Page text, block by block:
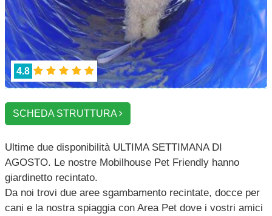
4.8
SCHEDA STRUTTURA
Ultime due disponibilità ULTIMA SETTIMANA DI
AGOSTO. Le nostre Mobilhouse Pet Friendly hanno
giardinetto recintato.
Da noi trovi due aree sgambamento recintate, docce per
cani e la nostra spiaggia con Area Pet dove i vostri amici